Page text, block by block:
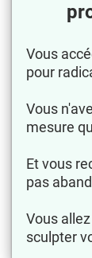
Vous
pour
Vous
mesure
Et vous
pas
Vous
sculpter